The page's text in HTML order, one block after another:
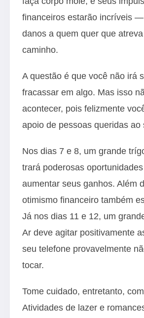
financeiros estarão incríveis
danos a quem quer que
caminho.
A questão é que você não irá
fracassar em algo. Mas isso
acontecer, pois felizmente
apoio de pessoas queridas ao
Nos dias 7 e 8, um grande
trará poderosas
aumentar seus ganhos. Além
otimismo financeiro também
Já nos dias 11 e 12, um
Ar deve agitar positivamente
seu telefone provavelmente
tocar.
Tome cuidado, entretanto,
Atividades de lazer e